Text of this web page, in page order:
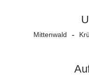
Mittenwald